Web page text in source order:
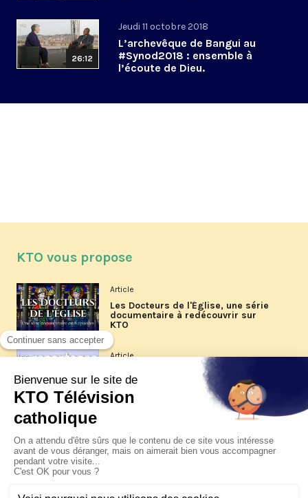
26:12
Jeudi 11 octobre 2018
L’archevêque de Bangui au
#Synod2018 : ensemble à
l’écoute de Dieu.
KTO vous propose
Article
Les Docteurs de l'Église, une série
documentaire à redécouvrir sur
KTO
Article
Les reportages d'été 2026 de KTO
La visite pastorale du pape Léon
XIV à Assise à suivre sur KTO le
jeudi 6 août